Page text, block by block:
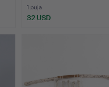
1 puja
32 USD